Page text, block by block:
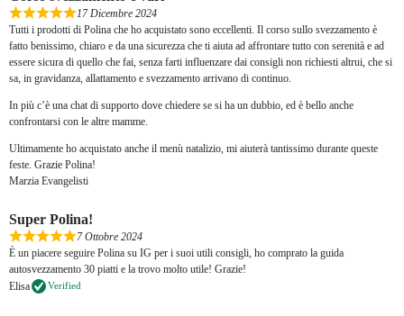
17 Dicembre 2024
Tutti i prodotti di Polina che ho acquistato sono eccellenti. Il corso sullo svezzamento è
fatto benissimo, chiaro e da una sicurezza che ti aiuta ad affrontare tutto con serenità e ad
essere sicura di quello che fai, senza farti influenzare dai consigli non richiesti altrui, che si
sa, in gravidanza, allattamento e svezzamento arrivano di continuo.
In più c’è una chat di supporto dove chiedere se si ha un dubbio, ed è bello anche
confrontarsi con le altre mamme.
Ultimamente ho acquistato anche il menù natalizio, mi aiuterà tantissimo durante queste
feste. Grazie Polina!
Marzia Evangelisti
Super Polina!
7 Ottobre 2024
È un piacere seguire Polina su IG per i suoi utili consigli, ho comprato la guida
autosvezzamento 30 piatti e la trovo molto utile! Grazie!
Elisa
Verified